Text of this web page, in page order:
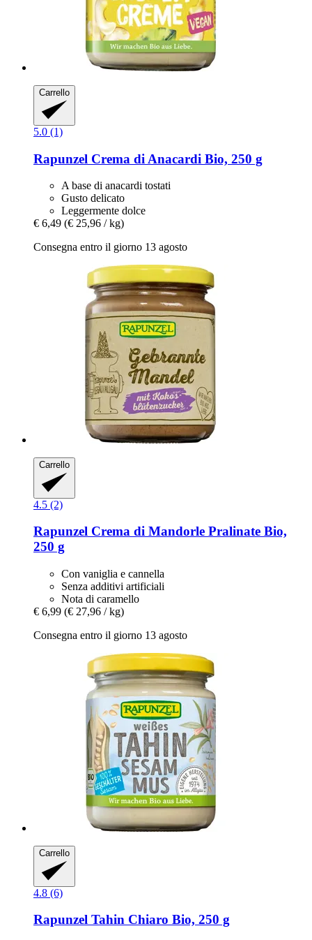
Carrello
5.0 (1)
Rapunzel Crema di Anacardi Bio, 250 g
A base di anacardi tostati
Gusto delicato
Leggermente dolce
€ 6,49 (€ 25,96 / kg)
Consegna entro il giorno 13 agosto
Carrello
4.5 (2)
Rapunzel Crema di Mandorle Pralinate Bio,
250 g
Con vaniglia e cannella
Senza additivi artificiali
Nota di caramello
€ 6,99 (€ 27,96 / kg)
Consegna entro il giorno 13 agosto
Carrello
4.8 (6)
Rapunzel Tahin Chiaro Bio, 250 g